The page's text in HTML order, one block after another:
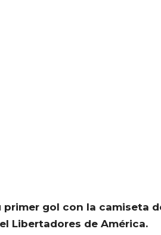
primer gol con la camiseta
Libertadores de América.